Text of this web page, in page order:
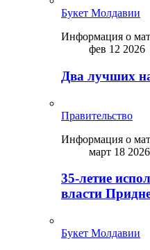
Букет Молдавии
Информация о
фев 12 2026
Два лучших
Правительство
Информация о
март 18 2026
35-летие
власти
Букет Молдавии